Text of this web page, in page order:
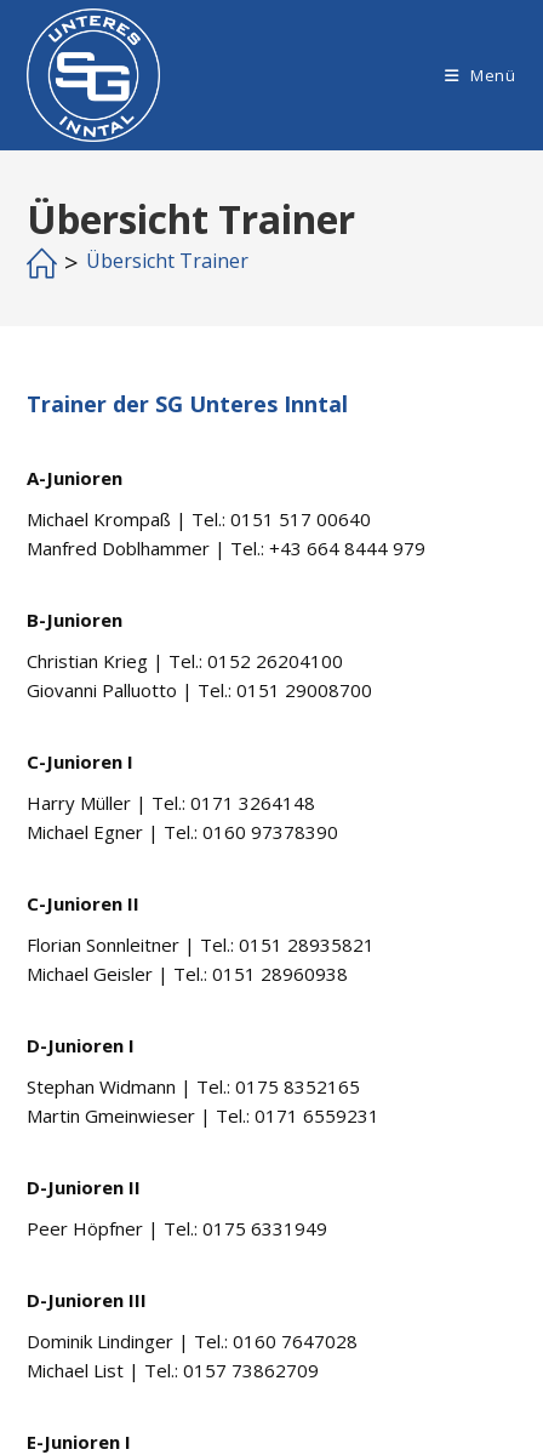
Inhalt
springen
Menü
Übersicht Trainer
> Übersicht Trainer
Trainer der SG Unteres Inntal
A-Junioren
Michael Krompaß | Tel.: 0151 517 00640
Manfred Doblhammer | Tel.: +43 664 8444 979
B-Junioren
Christian Krieg | Tel.: 0152 26204100
Giovanni Palluotto | Tel.: 0151 29008700
C-Junioren I
Harry Müller | Tel.: 0171 3264148
Michael Egner | Tel.: 0160 97378390
C-Junioren II
Florian Sonnleitner | Tel.: 0151 28935821
Michael Geisler | Tel.: 0151 28960938
D-Junioren I
Stephan Widmann | Tel.: 0175 8352165
Martin Gmeinwieser | Tel.: 0171 6559231
D-Junioren II
Peer Höpfner | Tel.: 0175 6331949
D-Junioren III
Dominik Lindinger | Tel.: 0160 7647028
Michael List | Tel.: 0157 73862709
E-Junioren I